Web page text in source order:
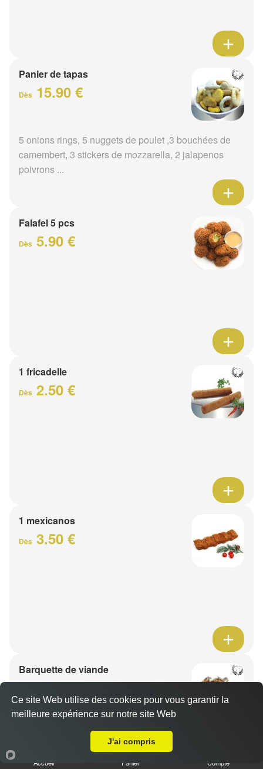
Panier de tapas
Dès 15.90 €
5 onions rings, 5 nuggets de poulet ,3 bouchées de
camembert, 3 stickers de mozzarella, 2 jalapenos
poivrons ...
Falafel 5 pcs
Dès 5.90 €
1 fricadelle
Dès 2.50 €
1 mexicanos
Dès 3.50 €
Barquette de viande
7.50 €
1 viande au choix
Accueil Panier Compte
Ce site Web utilise des cookies pour vous garantir la
meilleure expérience sur notre site Web
J'ai compris